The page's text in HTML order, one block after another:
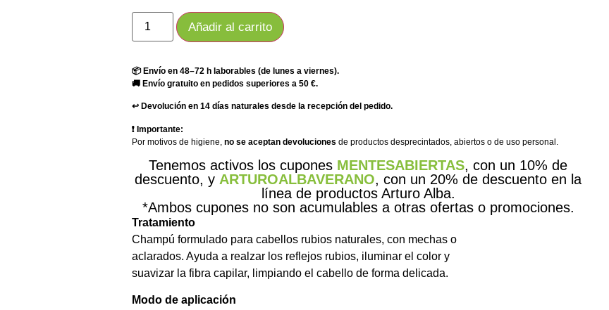
Añadir al carrito
📦 Envío en 48–72 h laborables (de lunes a viernes).
🚚 Envío gratuito en pedidos superiores a 50 €.
↩️ Devolución en 14 días naturales desde la recepción del pedido.
❗ Importante:
Por motivos de higiene,no se aceptan devoluciones de productos desprecintados, abiertos o de uso personal.
Tenemos activos los cupones MENTESABIERTAS, con un 10% de
descuento, y ARTUROALBAVERANO, con un 20% de descuento en la
línea de productos Arturo Alba.
*Ambos cupones no son acumulables a otras ofertas o promociones.
Tratamiento
Champú formulado para cabellos rubios naturales, con mechas o
aclarados. Ayuda a realzar los reflejos rubios, iluminar el color y
suavizar la fibra capilar, limpiando el cabello de forma delicada.
Modo de aplicación